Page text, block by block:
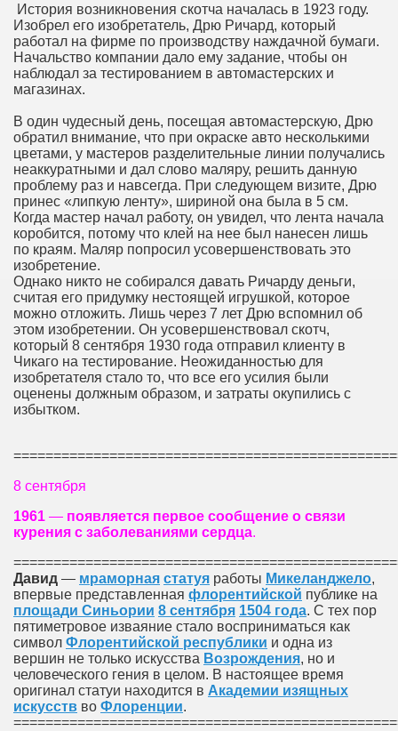
История возникновения скотча началась в 1923 году.
Изобрел его изобретатель, Дрю Ричард, который
работал на фирме по производству наждачной бумаги.
Начальство компании дало ему задание, чтобы он
наблюдал за тестированием в автомастерских и
магазинах.
В один чудесный день, посещая автомастерскую, Дрю
обратил внимание, что при окраске авто несколькими
цветами, у мастеров разделительные линии получались
неаккуратными и дал слово маляру, решить данную
проблему раз и навсегда. При следующем визите, Дрю
принес «липкую ленту», шириной она была в 5 см.
Когда мастер начал работу, он увидел, что лента начала
коробится, потому что клей на нее был нанесен лишь
по краям. Маляр попросил усовершенствовать это
изобретение.
Однако никто не собирался давать Ричарду деньги,
считая его придумку нестоящей игрушкой, которое
можно отложить. Лишь через 7 лет Дрю вспомнил об
этом изобретении. Он усовершенствовал скотч,
который 8 сентября 1930 года отправил клиенту в
Чикаго на тестирование. Неожиданностью для
изобретателя стало то, что все его усилия были
оценены должным образом, и затраты окупились с
избытком.
8 сентября
1961 — появляется первое сообщение о связи
курения с заболеваниями сердца.
Давид — мраморная статуя работы Микеланджело,
впервые представленная флорентийской публике на
площади Синьории 8 сентября 1504 года. С тех пор
пятиметровое изваяние стало восприниматься как
символ Флорентийской республики и одна из
вершин не только искусства Возрождения, но и
человеческого гения в целом. В настоящее время
оригинал статуи находится в Академии изящных
искусств во Флоренции.